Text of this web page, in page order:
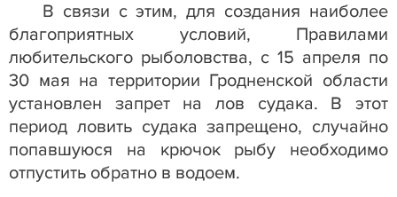
В связи с этим, для создания наиболее
благоприятных условий, Правилами
любительского рыболовства, с 15 апреля по
30 мая на территории Гродненской области
установлен запрет на лов судака. В этот
период ловить судака запрещено, случайно
попавшуюся на крючок рыбу необходимо
отпустить обратно в водоем.